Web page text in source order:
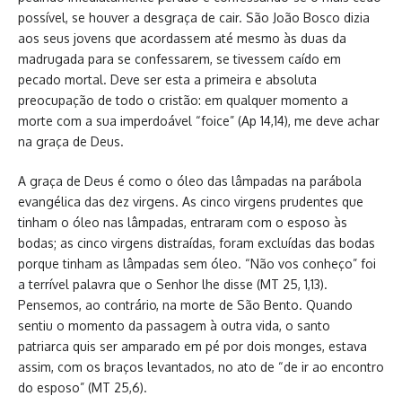
possível, se houver a desgraça de cair. São João Bosco dizia
aos seus jovens que acordassem até mesmo às duas da
madrugada para se confessarem, se tivessem caído em
pecado mortal. Deve ser esta a primeira e absoluta
preocupação de todo o cristão: em qualquer momento a
morte com a sua imperdoável “foice” (Ap 14,14), me deve achar
na graça de Deus.
A graça de Deus é como o óleo das lâmpadas na parábola
evangélica das dez virgens. As cinco virgens prudentes que
tinham o óleo nas lâmpadas, entraram com o esposo às
bodas; as cinco virgens distraídas, foram excluídas das bodas
porque tinham as lâmpadas sem óleo. “Não vos conheço” foi
a terrível palavra que o Senhor lhe disse (MT 25, 1,13).
Pensemos, ao contrário, na morte de São Bento. Quando
sentiu o momento da passagem à outra vida, o santo
patriarca quis ser amparado em pé por dois monges, estava
assim, com os braços levantados, no ato de “de ir ao encontro
do esposo” (MT 25,6).